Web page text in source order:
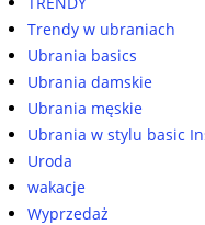
Trendy w ubraniach
Ubrania basics
Ubrania damskie
Ubrania męskie
Ubrania w stylu basic
Uroda
wakacje
Wyprzedaż